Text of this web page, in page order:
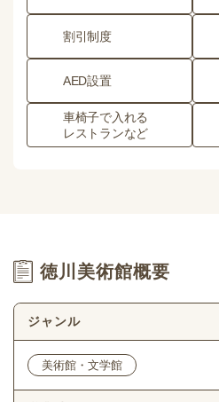
割引制度
AED設置
車椅子で入れる
レストランなど
徳川美術館概要
ジャンル
美術館・文学館